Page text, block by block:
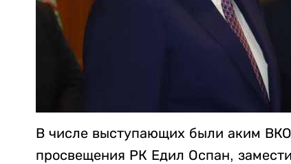
В числе выступающих были аким
просвещения РК Едил Оспан,